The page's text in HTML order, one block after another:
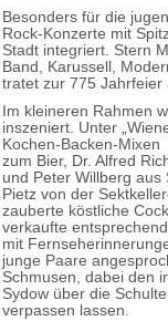
Besonders für die
Rock-Konzerte mit
Stadt integriert. Stern
Band, Karussell,
tratet zur 775 Jahrfeier
Im kleineren Rahmen
inszeniert. Unter
Kochen-Backen-
zum Bier, Dr. Alfred
und Peter Willberg aus
Pietz von der
zauberte köstliche
verkaufte
mit
junge Paare
Schmusen, dabei den
Sydow über die
verpassen lassen.